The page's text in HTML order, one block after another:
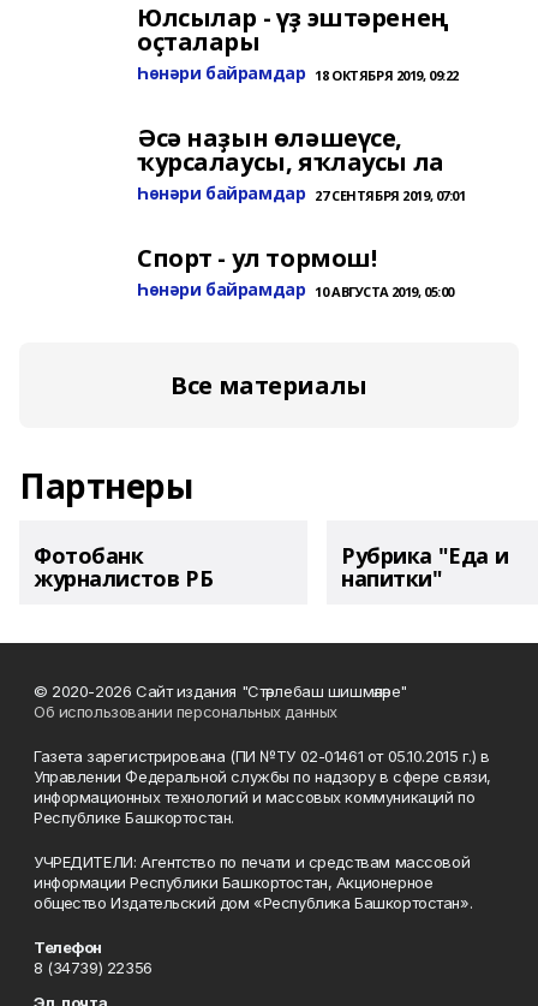
Юлсылар - үҙ эштәренең
оҫталары
Һөнәри байрамдар 18 ОКТЯБРЯ 2019, 09:22
Әсә наҙын өләшеүсе,
ҡурсалаусы, яҡлаусы ла
Һөнәри байрамдар 27 СЕНТЯБРЯ 2019, 07:01
Спорт - ул тормош!
Һөнәри байрамдар 10 АВГУСТА 2019, 05:00
Все материалы
Партнеры
Фотобанк
журналистов РБ
Рубрика "Еда и
напитки"
© 2020-2026 Сайт издания "Стәрлебаш шишмәләре"
Об использовании персональных данных
Газета зарегистрирована (ПИ №ТУ 02-01461 от 05.10.2015 г.) в
Управлении Федеральной службы по надзору в сфере связи,
информационных технологий и массовых коммуникаций по
Республике Башкортостан.
УЧРЕДИТЕЛИ: Агентство по печати и средствам массовой
информации Республики Башкортостан, Акционерное
общество Издательский дом «Республика Башкортостан».
Телефон
8 (34739) 22356